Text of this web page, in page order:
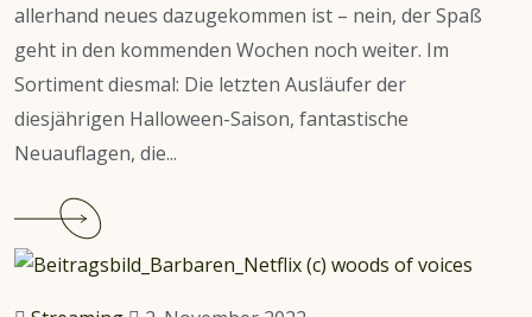
allerhand neues dazugekommen ist – nein, der Spaß
geht in den kommenden Wochen noch weiter. Im
Sortiment diesmal: Die letzten Ausläufer der
diesjährigen Halloween-Saison, fantastische
Neuauflagen, die...
Film-
und